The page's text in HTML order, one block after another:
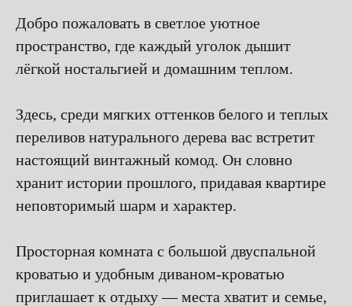
Добро пожаловать в светлое уютное
пространство, где каждый уголок дышит
лёгкой ностальгией и домашним теплом.
Здесь, среди мягких оттенков белого и теплых
переливов натурального дерева вас встретит
настоящий винтажный комод. Он словно
хранит истории прошлого, придавая квартире
неповторимый шарм и характер.
Просторная комната с большой двуспальной
кроватью и удобным диваном-кроватью
приглашает к отдыху — места хватит и семье,